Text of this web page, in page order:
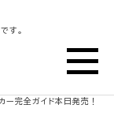
す。
ー完全ガイド本日発売！